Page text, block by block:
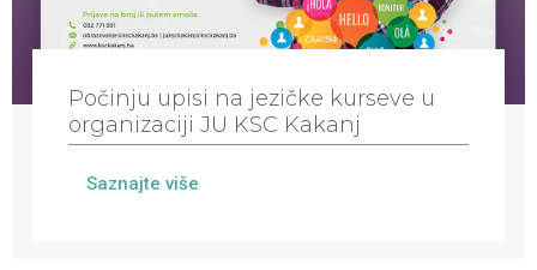
Počinju upisi na jezičke kurseve u
organizaciji JU KSC Kakanj
Saznajte više